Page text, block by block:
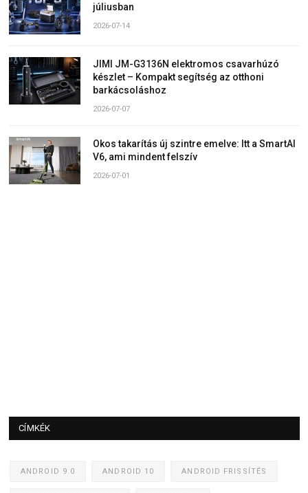
júliusban
2026-07-14
JIMI JM-G3136N elektromos csavarhúzó
készlet – Kompakt segítség az otthoni
barkácsoláshoz
2026-07-07
Okos takarítás új szintre emelve: Itt a SmartAI
V6, ami mindent felszív
2026-07-01
CÍMKÉK
ANDROID 9.0 ANDROID 10 ANDROID FRISSÍTÉS